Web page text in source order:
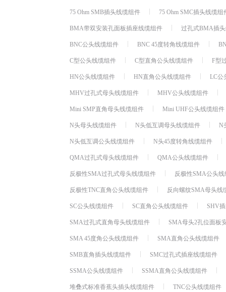
75 Ohm SMB插头线缆组件
75 Ohm SMC插头线缆组
BMA带双安装孔面板插座线缆组件
过孔式BMA插
BNC公头线缆组件
BNC 45度转角线缆组件
C型公头线缆组件
C型直角公头线缆组件
F型
HN公头线缆组件
HN直角公头线缆组件
LC公
MHV过孔式母头线缆组件
MHV公头线缆组件
Mini SMP直角母头线缆组件
Mini UHF公头线缆组件
N头母头线缆组件
N头低互调母头线缆组件
N
N头低互调公头线缆组件
N头45度转角线缆组件
QMA过孔式母头线缆组件
QMA公头线缆组件
反极性SMA过孔式母头线缆组件
反极性SMA公头
反极性TNC直角公头线缆组件
反向螺纹SMA母头线
SC公头线缆组件
SC直角公头线缆组件
SHV
SMA过孔式直角母头线缆组件
SMA母头2孔位面板
SMA 45度角公头线缆组件
SMA直角公头线缆组件
SMB直角插头线缆组件
SMC过孔式插座线缆组件
SSMA公头线缆组件
SSMA直角公头线缆组件
堆叠式标准香蕉头插头线缆组件
TNC公头线缆组件